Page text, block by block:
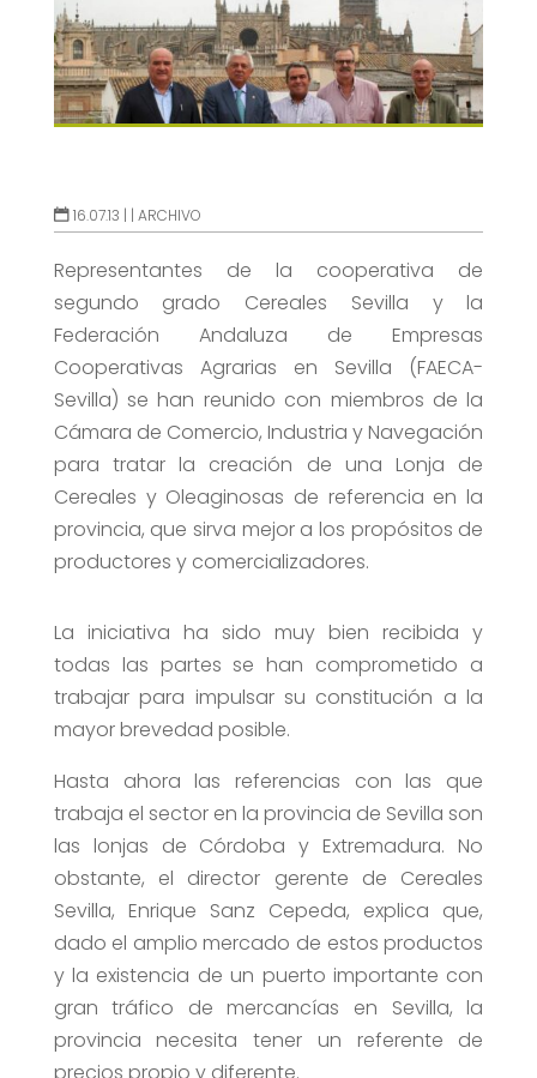
16.07.13 | | ARCHIVO
Representantes de la cooperativa de
segundo grado Cereales Sevilla y la
Federación Andaluza de Empresas
Cooperativas Agrarias en Sevilla (FAECA-
Sevilla) se han reunido con miembros de la
Cámara de Comercio, Industria y Navegación
para tratar la creación de una Lonja de
Cereales y Oleaginosas de referencia en la
provincia, que sirva mejor a los propósitos de
productores y comercializadores.
La iniciativa ha sido muy bien recibida y
todas las partes se han comprometido a
trabajar para impulsar su constitución a la
mayor brevedad posible.
Hasta ahora las referencias con las que
trabaja el sector en la provincia de Sevilla son
las lonjas de Córdoba y Extremadura. No
obstante, el director gerente de Cereales
Sevilla, Enrique Sanz Cepeda, explica que,
dado el amplio mercado de estos productos
y la existencia de un puerto importante con
gran tráfico de mercancías en Sevilla, la
provincia necesita tener un referente de